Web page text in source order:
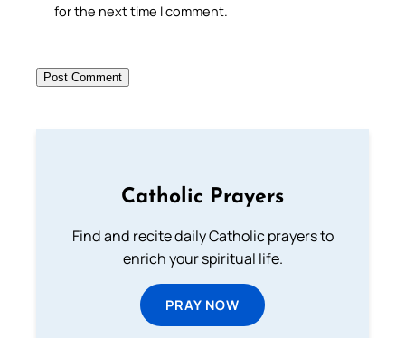
for the next time I comment.
Catholic Prayers
Find and recite daily Catholic prayers to
enrich your spiritual life.
PRAY NOW